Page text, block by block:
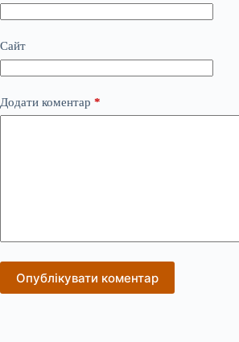
Сайт
Додати коментар *
Опублікувати коментар